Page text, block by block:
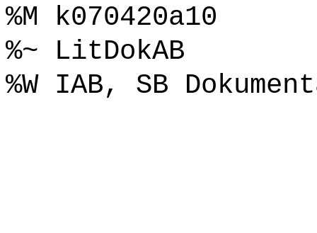
%M k070420a10
%~ LitDokAB
%W IAB, SB